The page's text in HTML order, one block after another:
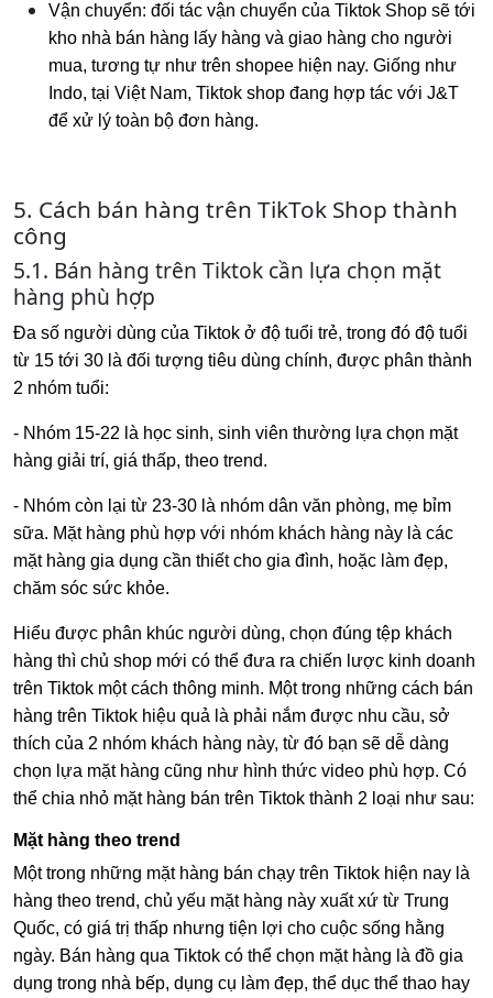
Vận chuyển: đối tác vận chuyển của Tiktok Shop sẽ tới
kho nhà bán hàng lấy hàng và giao hàng cho người
mua, tương tự như trên shopee hiện nay. Giống như
Indo, tại Việt Nam, Tiktok shop đang hợp tác với J&T
để xử lý toàn bộ đơn hàng.
5. Cách bán hàng trên TikTok Shop thành
công
5.1. Bán hàng trên Tiktok cần lựa chọn mặt
hàng phù hợp
Đa số người dùng của Tiktok ở độ tuổi trẻ, trong đó độ tuổi
từ 15 tới 30 là đối tượng tiêu dùng chính, được phân thành
2 nhóm tuổi:
- Nhóm 15-22 là học sinh, sinh viên thường lựa chọn mặt
hàng giải trí, giá thấp, theo trend.
- Nhóm còn lại từ 23-30 là nhóm dân văn phòng, mẹ bỉm
sữa. Mặt hàng phù hợp với nhóm khách hàng này là các
mặt hàng gia dụng cần thiết cho gia đình, hoặc làm đẹp,
chăm sóc sức khỏe.
Hiểu được phân khúc người dùng, chọn đúng tệp khách
hàng thì chủ shop mới có thể đưa ra chiến lược kinh doanh
trên Tiktok một cách thông minh. Một trong những cách bán
hàng trên Tiktok hiệu quả là phải nắm được nhu cầu, sở
thích của 2 nhóm khách hàng này, từ đó bạn sẽ dễ dàng
chọn lựa mặt hàng cũng như hình thức video phù hợp. Có
thể chia nhỏ mặt hàng bán trên Tiktok thành 2 loại như sau:
Mặt hàng theo trend
Một trong những mặt hàng bán chạy trên Tiktok hiện nay là
hàng theo trend, chủ yếu mặt hàng này xuất xứ từ Trung
Quốc, có giá trị thấp nhưng tiện lợi cho cuộc sống hằng
ngày. Bán hàng qua Tiktok có thể chọn mặt hàng là đồ gia
dụng trong nhà bếp, dụng cụ làm đẹp, thể dục thể thao hay